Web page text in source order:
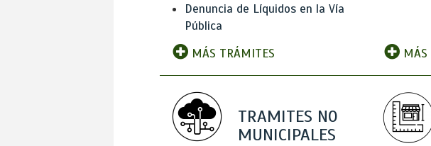
Denuncia de Líquidos en la Vía
Pública
MÁS TRÁMITES
MÁS
TRAMITES NO
MUNICIPALES